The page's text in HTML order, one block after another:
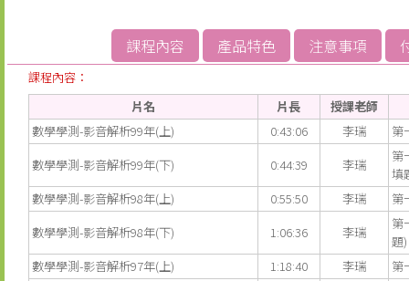
課程內容 產品特色 注意事項
課程內容：
片名
片長
授課老師
數學學測-影音解析99年(上)
0:43:06 李瑞
第
數學學測-影音解析99年(下)
0:44:39 李瑞
第
填
數學學測-影音解析98年(上)
0:55:50 李瑞
第
數學學測-影音解析98年(下)
1:06:36 李瑞
第
題
數學學測-影音解析97年(上)
1:18:40 李瑞
第